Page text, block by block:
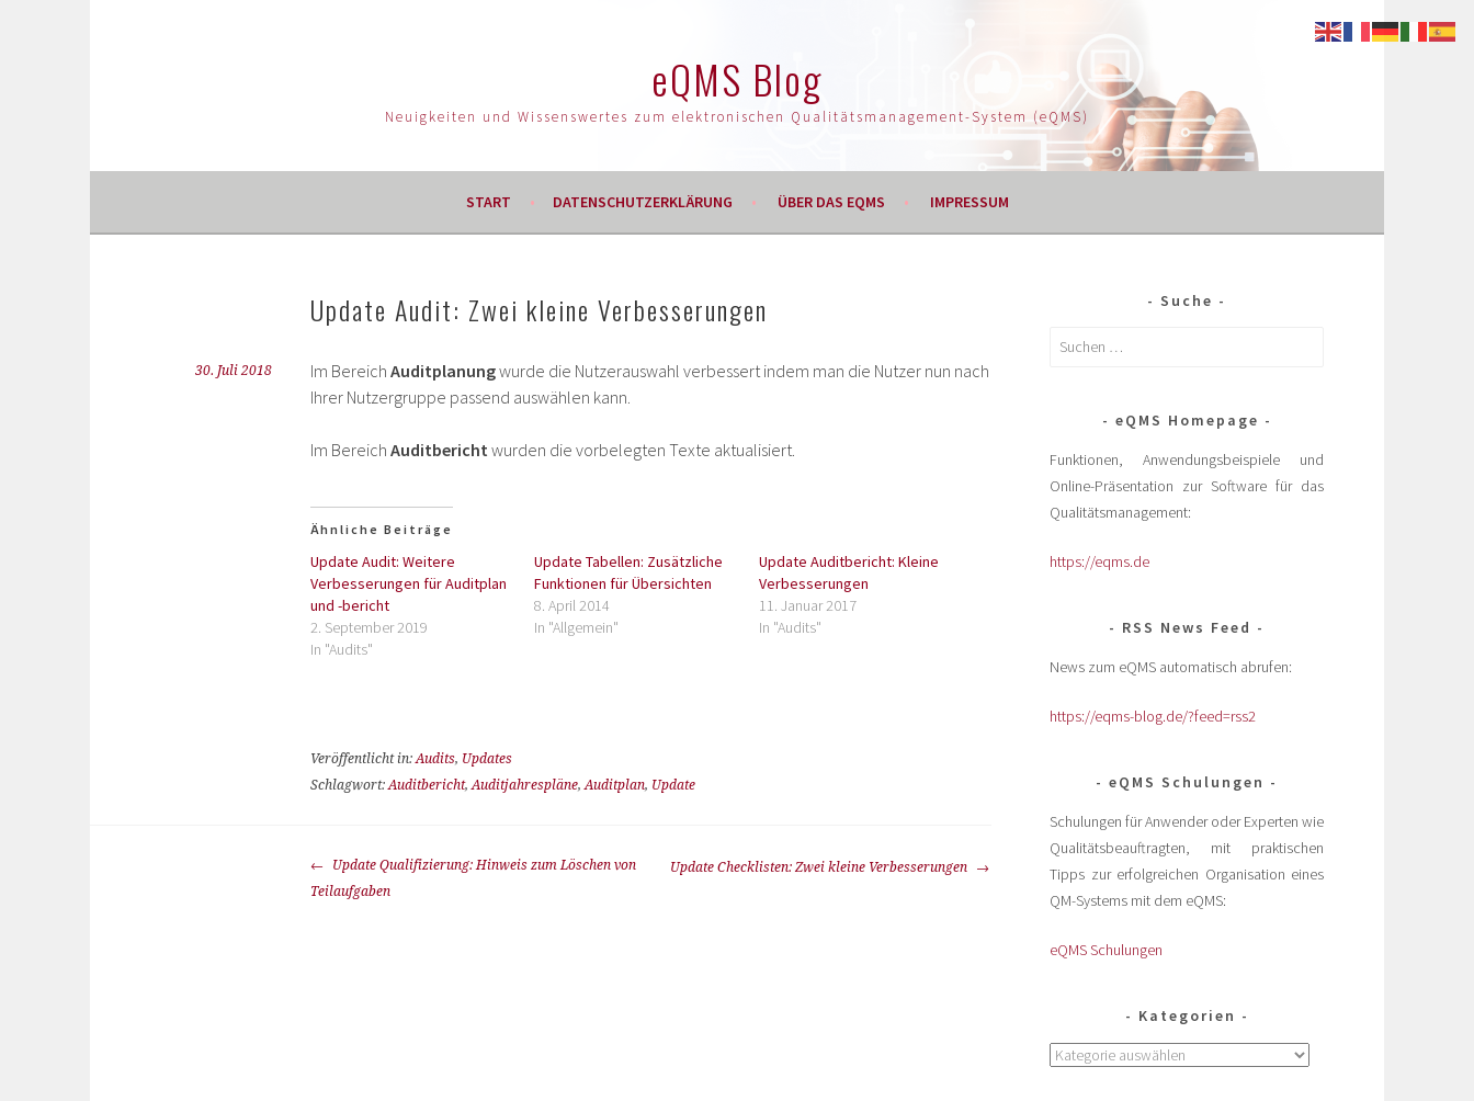
eQMS Blog
Neuigkeiten und Wissenswertes zum elektronischen Qualitätsmanagement-System (eQMS)
START DATENSCHUTZERKLÄRUNG ÜBER DAS EQMS IMPRESSUM
Update Audit: Zwei kleine Verbesserungen
30. Juli 2018 Im Bereich Auditplanungwurde die Nutzerauswahl verbessert indem man die Nutzer nun nach
Ihrer Nutzergruppe passend auswählen kann.
Im Bereich Auditbericht wurden die vorbelegten Texte aktualisiert.
Ähnliche Beiträge
Update Audit: Weitere
Verbesserungen für Auditplan
und -bericht
2. September 2019
In "Audits"
Update Tabellen: Zusätzliche
Funktionen für Übersichten
8. April 2014
In "Allgemein"
Update Auditbericht: Kleine
Verbesserungen
11. Januar 2017
In "Audits"
Veröffentlicht in:Audits, Updates
Schlagwort:Auditbericht,Auditjahrespläne,Auditplan, Update
Update Qualifizierung: Hinweis zum Löschen von
Teilaufgaben
Update Checklisten: Zwei kleine Verbesserungen
Suche
eQMS Homepage
Funktionen, Anwendungsbeispiele und
Online-Präsentation zur Software für das
Qualitätsmanagement:
https://eqms.de
RSS News Feed
News zum eQMS automatisch abrufen:
https://eqms-blog.de/?feed=rss2
eQMS Schulungen
Schulungen für Anwender oder Experten wie
Qualitätsbeauftragten, mit praktischen
Tipps zur erfolgreichen Organisation eines
QM-Systems mit dem eQMS:
eQMS Schulungen
Kategorien